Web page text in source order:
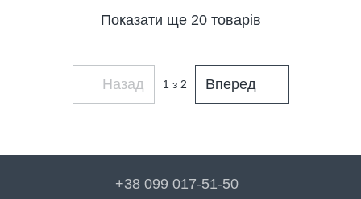
Показати ще 20 товарів
Назад 1 з 2 Вперед
+38 099 017-51-50